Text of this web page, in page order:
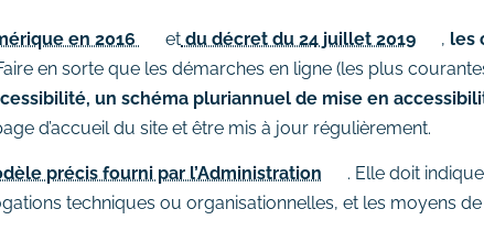
en 2016 et du décret du 24 juillet 2019 , les
en sorte que les démarches en ligne (les plus
un schéma pluriannuel de mise en
d’accueil du site et être mis à jour régulièrement.
précis fourni par l’Administration
. Elle doit
techniques ou organisationnelles, et les moyens